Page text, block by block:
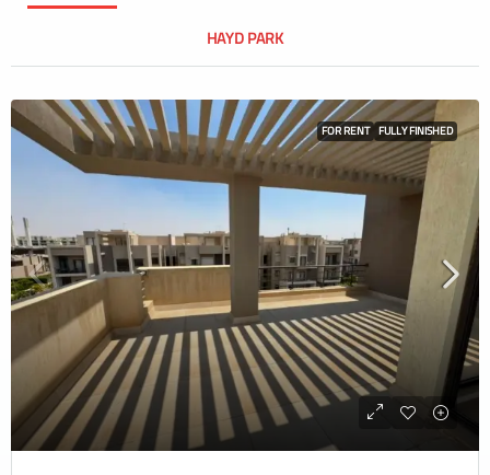
HAYD PARK
FOR RENT FULLY FINISHED